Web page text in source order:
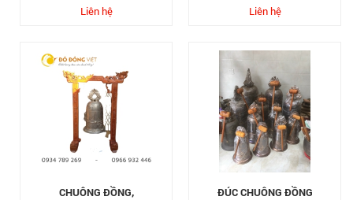
Liên hệ Liên hệ
CHUÔNG ĐỒNG,
ĐÚC CHUÔNG ĐỒNG